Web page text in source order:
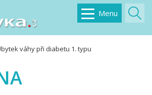
Menu
váhy při diabetu 1. typu